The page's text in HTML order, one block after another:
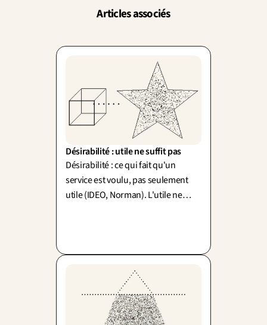
Articles associés
Désirabilité : utile ne suffit pas
Désirabilité : ce qui fait qu'un
service est voulu, pas seulement
utile (IDEO, Norman). L'utile ne